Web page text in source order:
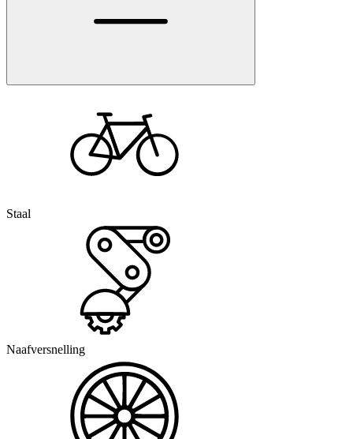
Staal
Naafversnelling